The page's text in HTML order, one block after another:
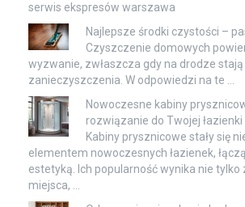
serwis ekspresów warszawa
Najlepsze środki czystości –
Czyszczenie domowych
wyzwanie, zwłaszcza gdy na drodze
zanieczyszczenia. W odpowiedzi na te …
Nowoczesne kabiny
rozwiązanie do Twojej łazienki
Kabiny prysznicowe stały się
elementem nowoczesnych łazienek,
estetyką. Ich popularność wynika nie tylko
miejsca, …